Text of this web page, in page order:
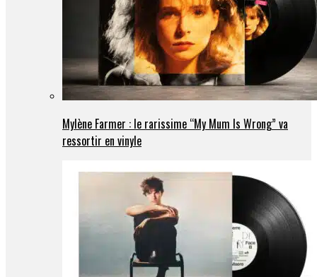
Mylène Farmer : le rarissime “My Mum Is Wrong” va
ressortir en vinyle